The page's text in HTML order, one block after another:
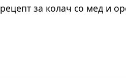
рецепт за колач со мед и